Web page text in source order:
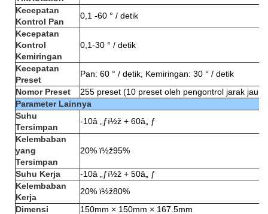
Kecepatan
Kontrol Pan
0,1 -60 ° / detik
Kecepatan
Kontrol
Kemiringan
0,1-30 ° / detik
Kecepatan
Preset
Pan: 60 ° / detik, Kemiringan: 30 ° / detik
Nomor Preset
255 preset (10 preset oleh pengontrol jarak jauh)
Parameter Lainnya
Suhu
Tersimpan
-10â „ƒï½ž + 60â„ ƒ
Kelembaban
yang
Tersimpan
20% ï½ž95%
Suhu Kerja
-10â „ƒï½ž + 50â„ ƒ
Kelembaban
Kerja
20% ï½ž80%
Dimensi
150mm × 150mm × 167.5mm